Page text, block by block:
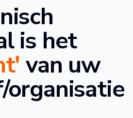
is het
van uw